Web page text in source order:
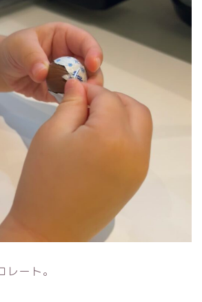
ート。